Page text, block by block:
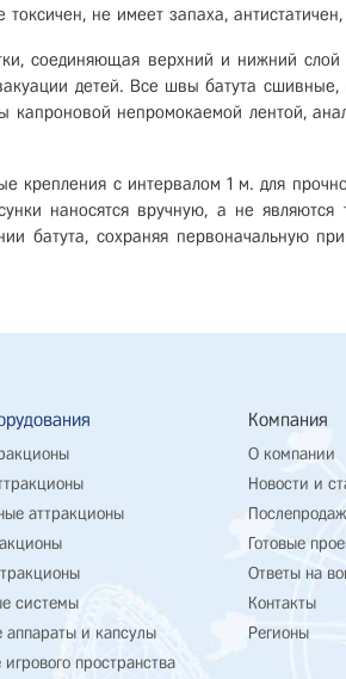
не имеет запаха,
соединяющая верхний и нижний
детей. Все швы батута
непромокаемой лентой,
крепления с интервалом 1 м. для
наносятся вручную, а не
батута, сохраняя первоначальную
аттракционы
системы
аппараты и капсулы
пространства
Компания
О компании
Новости и
Готовые
Ответы на
Контакты
Регионы